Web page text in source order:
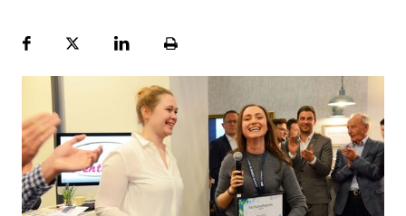
FacebookPlattformLinekdInSeite